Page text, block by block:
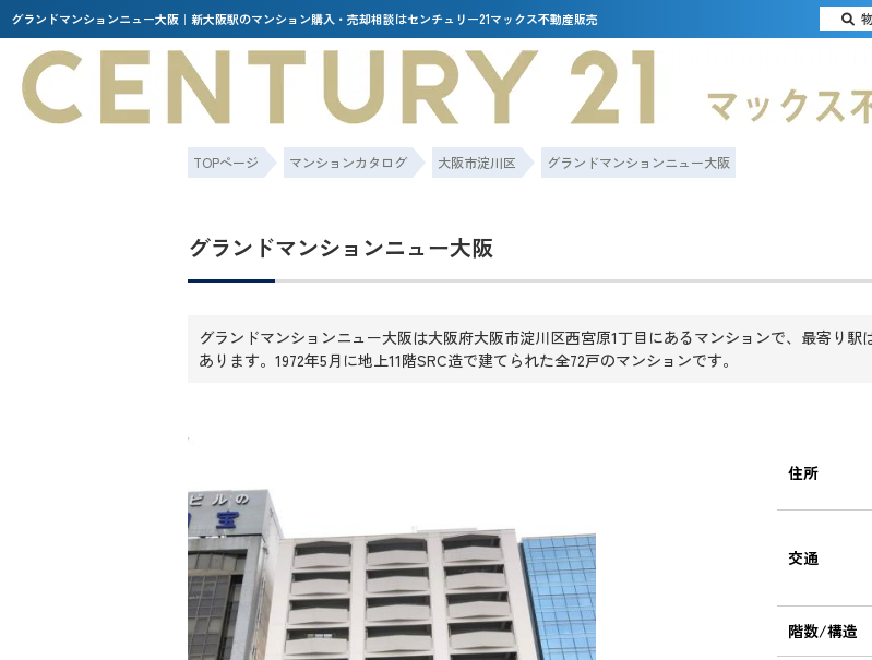
グランドマンションニュー大阪｜新大阪駅のマンション購入・売却相談はセンチュリー21マックス不動産販売
TOPページ マンションカタログ 大阪市淀川区 グランドマンションニュー大阪
グランドマンションニュー大阪
グランドマンションニュー大阪は大阪府大阪市淀川区西宮原1丁目にあるマンションで、最寄り
あります。1972年5月に地上11階SRC造で建てられた全72戸のマンションです。
住所
交通
階数/構造